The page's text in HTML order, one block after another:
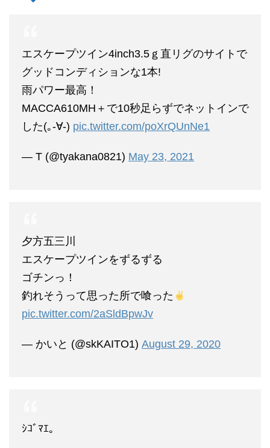
エスケープツイン4inch3.5ｇ直リグのサイトで
グッドコンディションな1本!
雨パワー最高！
MACCA610MH＋で10秒足らずでネットインで
した(｡-∀-) pic.twitter.com/poXrQUnNe1
— T (@tyakana0821) May 23, 2021
夕方五三川
エスケープツインをずるずる
ゴチンっ！
釣れそうって思った所で喰った
pic.twitter.com/2aSldBpwJv
— かいと (@skKAITO1) August 29, 2020
ｼｺﾞﾏｴ。